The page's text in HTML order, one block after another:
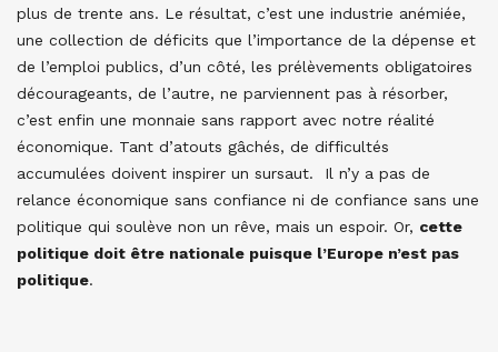
plus de trente ans. Le résultat, c’est une industrie anémiée,
une collection de déficits que l’importance de la dépense et
de l’emploi publics, d’un côté, les prélèvements obligatoires
décourageants, de l’autre, ne parviennent pas à résorber,
c’est enfin une monnaie sans rapport avec notre réalité
économique. Tant d’atouts gâchés, de difficultés
accumulées doivent inspirer un sursaut. Il n’y a pas de
relance économique sans confiance ni de confiance sans une
politique qui soulève non un rêve, mais un espoir. Or, cette
politique doit être nationale puisque l’Europe n’est pas
politique.